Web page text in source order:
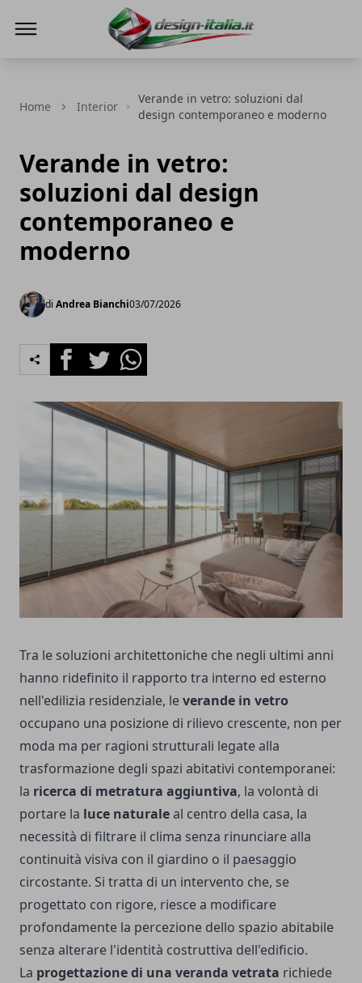
Home Interior
Verande in vetro: soluzioni dal
design contemporaneo e moderno
Verande in vetro:
soluzioni dal design
contemporaneo e
moderno
di Andrea Bianchi03/07/2026
FacebookTwitterWhatsapp
Tra le soluzioni architettoniche che negli ultimi anni
hanno ridefinito il rapporto tra interno ed esterno
nell'edilizia residenziale, leverande in vetro
occupano una posizione di rilievo crescente, non per
moda ma per ragioni strutturali legate alla
trasformazione degli spazi abitativi contemporanei:
la ricerca di metratura aggiuntiva, la volontà di
portare la luce naturaleal centro della casa, la
necessità di filtrare il clima senza rinunciare alla
continuità visiva con il giardino o il paesaggio
circostante. Si tratta di un intervento che, se
progettato con rigore, riesce a modificare
profondamente la percezione dello spazio abitabile
senza alterare l'identità costruttiva dell'edificio.
La progettazione di una veranda vetrata richiede